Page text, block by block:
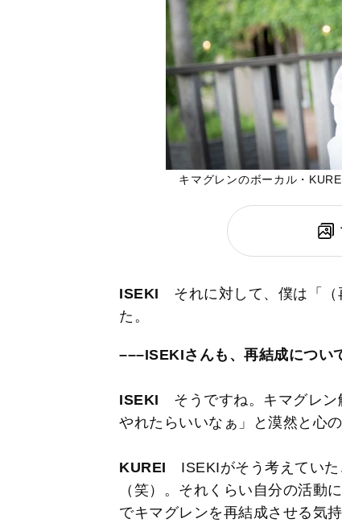
キマグレンのボーカル・
ISEKI それに対して、僕は「（
た。
–––ISEKIさんも、再結成につい
ISEKI そうですね。キマグレン
やれたらいいなぁ」と漠然と心
KUREI ISEKIがそう考えていた
（笑）。それくらい自分の活動
でキマグレンを再結成させる気